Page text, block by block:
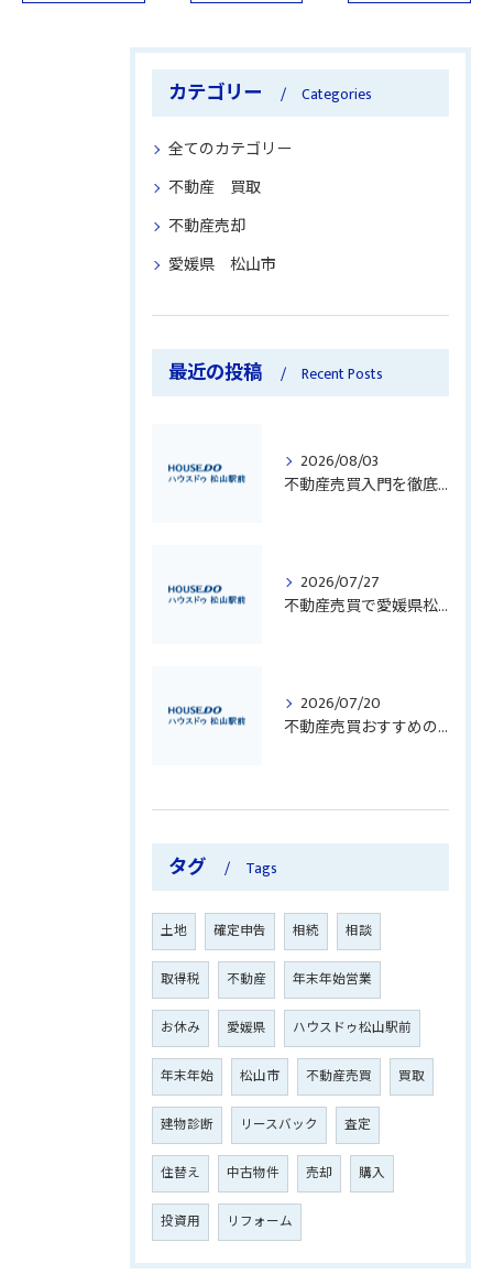
カテゴリー Categories
全てのカテゴリー
不動産 買取
不動産売却
愛媛県 松山市
最近の投稿 Recent Posts
2026/08/03
不動産売買入門を徹底解説初心者が知るべき業界用語とリスク回避のポイント
2026/07/27
不動産売買で愛媛県松山市南宇和郡愛南町のトラブルを未然に防ぐための重要ポイントと実践対策
2026/07/20
不動産売買おすすめの業者選びと高値売却を叶えるポイント徹底解説
タグ Tags
土地 確定申告 相続 相談
取得税 不動産 年末年始営業
お休み 愛媛県 ハウスドゥ松山駅前
年末年始 松山市 不動産売買 買取
建物診断 リースバック 査定
住替え 中古物件 売却 購入
投資用 リフォーム